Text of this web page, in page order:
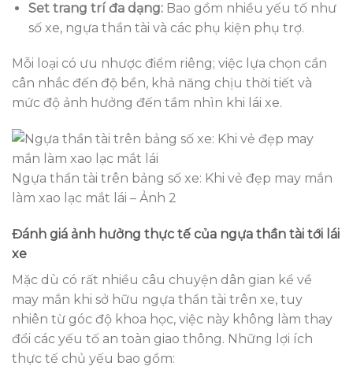
Set trang trí đa dạng:Bao gồm nhiều yếu tố như
số xe, ngựa thần tài và các phụ kiện phụ trợ.
Mỗi loại có ưu nhược điểm riêng; việc lựa chọn cần
cân nhắc đến độ bền, khả năng chịu thời tiết và
mức độ ảnh hưởng đến tầm nhìn khi lái xe.
Ngựa thần tài trên bảng số xe: Khi vẻ đẹp may mắn
làm xao lạc mắt lái – Ảnh 2
Đánh giá ảnh hưởng thực tế của ngựa thần tài tới lái
xe
Mặc dù có rất nhiều câu chuyện dân gian kể về
may mắn khi sở hữu ngựa thần tài trên xe, tuy
nhiên từ góc độ khoa học, việc này không làm thay
đổi các yếu tố an toàn giao thông. Những lợi ích
thực tế chủ yếu bao gồm: